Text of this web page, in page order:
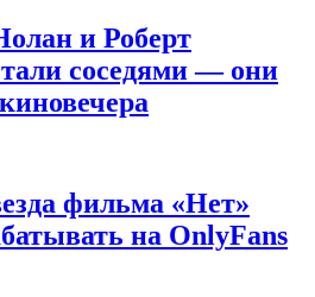
и Роберт
соседями — они
фильма «Нет»
на OnlyFans